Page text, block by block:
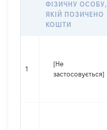
ФІЗИЧНУ ОСОБУ,
ЯКІЙ ПОЗИЧЕНО
КОШТИ
1
[Не
застосовується]